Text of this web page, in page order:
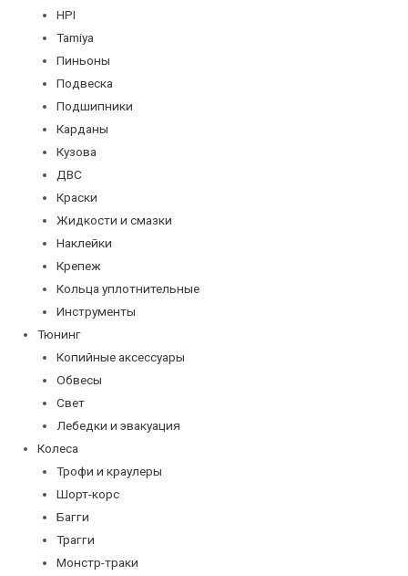
HPI
Tamiya
Пиньоны
Подвеска
Подшипники
Карданы
Кузова
ДВС
Краски
Жидкости и смазки
Наклейки
Крепеж
Кольца уплотнительные
Инструменты
Тюнинг
Копийные аксессуары
Обвесы
Свет
Лебедки и эвакуация
Колеса
Трофи и краулеры
Шорт-корс
Багги
Трагги
Монстр-траки